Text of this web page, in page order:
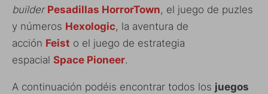
builder Pesadillas HorrorTown, el juego de puzles
y números Hexologic, la aventura de
acción Feist o el juego de estrategia
espacial Space Pioneer.
A continuación podéis encontrar todos los juegos